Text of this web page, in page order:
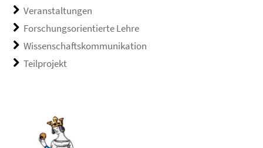
Veranstaltungen
Forschungsorientierte Lehre
Wissenschaftskommunikation
Teilprojekt